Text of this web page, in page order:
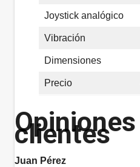
Joystick analógico
Vibración
Dimensiones
Precio
clientes
Juan Pérez